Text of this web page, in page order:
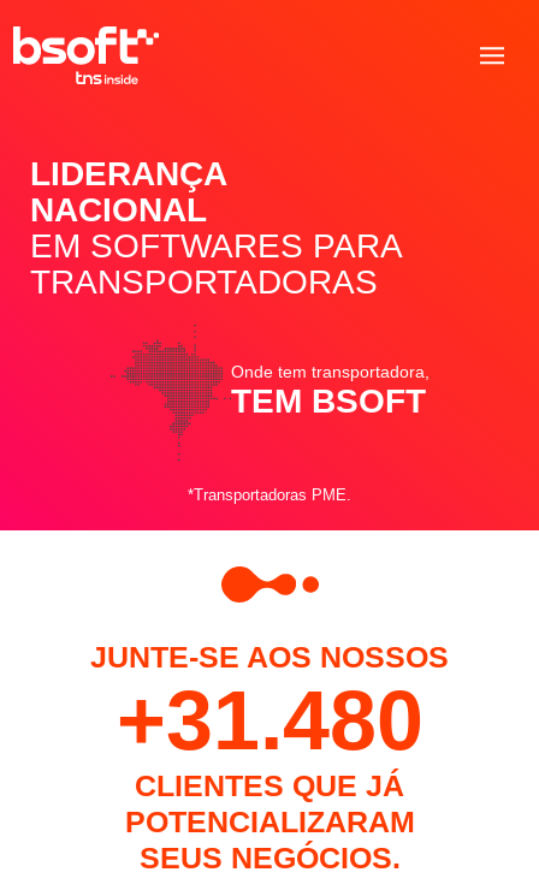
LIDERANÇA
NACIONAL
EM SOFTWARES PARA
TRANSPORTADORAS
Onde tem transportadora,
TEM BSOFT
*Transportadoras PME.
JUNTE-SE AOS NOSSOS
+33.312
CLIENTES QUE JÁ
POTENCIALIZARAM
SEUS NEGÓCIOS.